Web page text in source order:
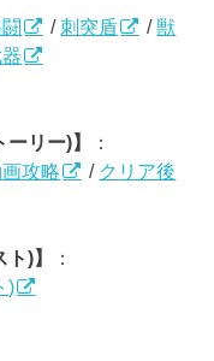
/刺突盾 /獣
リー)】
：
攻略 / クリア後
)】
：
)